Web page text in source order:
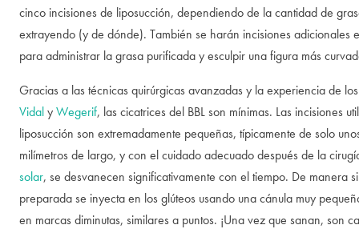
cinco incisiones de liposucción, dependiendo de la cantidad de
extrayendo (y de dónde). También se harán incisiones adicionales
para administrar la grasa purificada y esculpir una figura más
Gracias a las técnicas quirúrgicas avanzadas y la experiencia de
VidalyWegerif, las cicatrices del BBL son mínimas. Las incisiones
liposucción son extremadamente pequeñas, típicamente de solo
milímetros de largo, y con el cuidado adecuado después de la
solar, se desvanecen significativamente con el tiempo. De manera
preparada se inyecta en los glúteos usando una cánula muy
en marcas diminutas, similares a puntos. ¡Una vez que sanan, son